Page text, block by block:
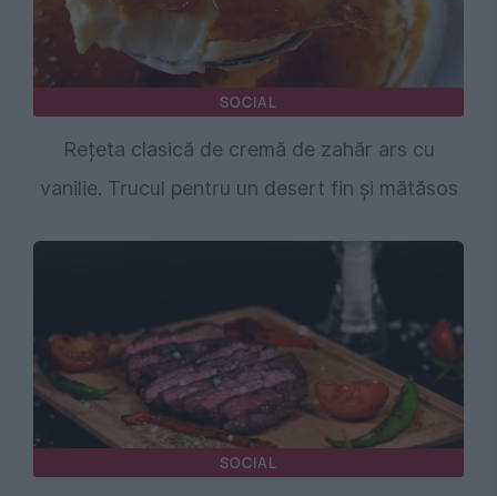
SOCIAL
Rețeta clasică de cremă de zahăr ars cu
vanilie. Trucul pentru un desert fin și mătăsos
SOCIAL